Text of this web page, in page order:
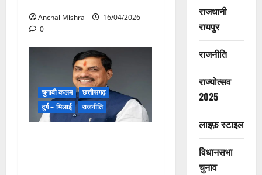
Anchal Mishra
16/04/2026
0
चुनावी कलम
छत्तीसगढ़
दुर्ग – भिलाई
राजनीति
राजधानी
रायपुर
राजनीति
राज्योत्सव
2025
लाइफ़ स्टाइल
विधानसभा
चुनाव